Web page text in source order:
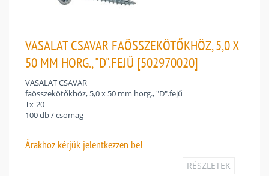
VASALAT CSAVAR FAÖSSZEKÖTŐKHÖZ, 5,0 X
50 MM HORG., "D".FEJŰ [502970020]
VASALAT CSAVAR
faösszekötőkhöz, 5,0 x 50 mm horg., "D".fejű
Tx-20
100 db / csomag
Árakhoz kérjük jelentkezzen be!
RÉSZLETEK